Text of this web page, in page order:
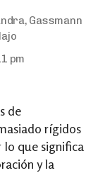
Gassmann
pm
de
rígidos
lo que significa
y la